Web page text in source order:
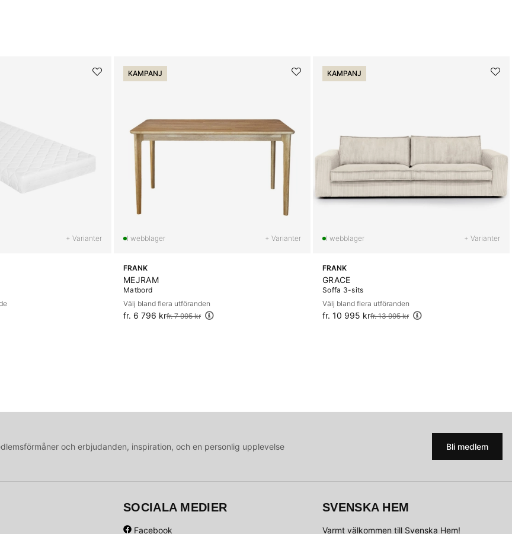
+ Varianter
KAMPANJ
+ Varianter
FRANK
MEJRAM
Matbord
Välj bland flera utföranden
fr. 6 796 kr
Ordinarie pris:fr. 7 995 kr
KAMPANJ
+ Varianter
FRANK
GRACE
Soffa 3-sits
Välj bland flera utföranden
fr. 10 995 kr
Ordinarie pris:fr. 13 995 kr
och erbjudanden, inspiration, och en personlig upplevelse Bli medlem
SOCIALA MEDIER
Facebook
SVENSKA HEM
Varmt välkommen till Svenska Hem!